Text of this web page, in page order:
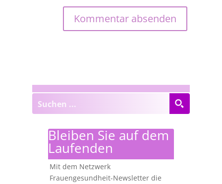
Bleiben Sie auf dem
Laufenden
Mit dem Netzwerk
Frauengesundheit-Newsletter die